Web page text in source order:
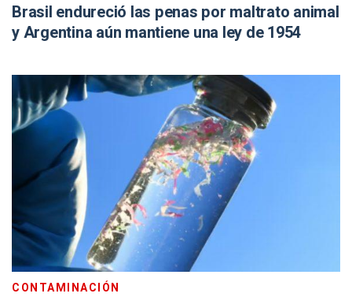
Brasil endureció las penas por maltrato animal
y Argentina aún mantiene una ley de 1954
CONTAMINACIÓN